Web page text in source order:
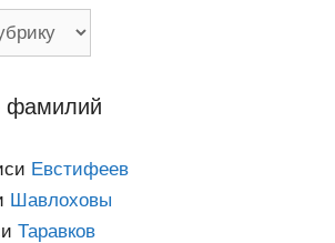
фамилий
Евстифеев
Шавлоховы
Таравков